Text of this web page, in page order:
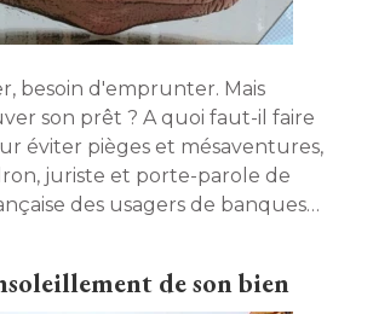
besoin d'emprunter. Mais
son prêt ? A quoi faut-il faire
éviter pièges et mésaventures,
juriste et porte-parole de
des usagers de banques
de son bien